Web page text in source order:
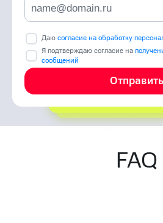
Даю согласие на обработку
Я подтверждаю согласие на
сообщений
Отправить
FAQ